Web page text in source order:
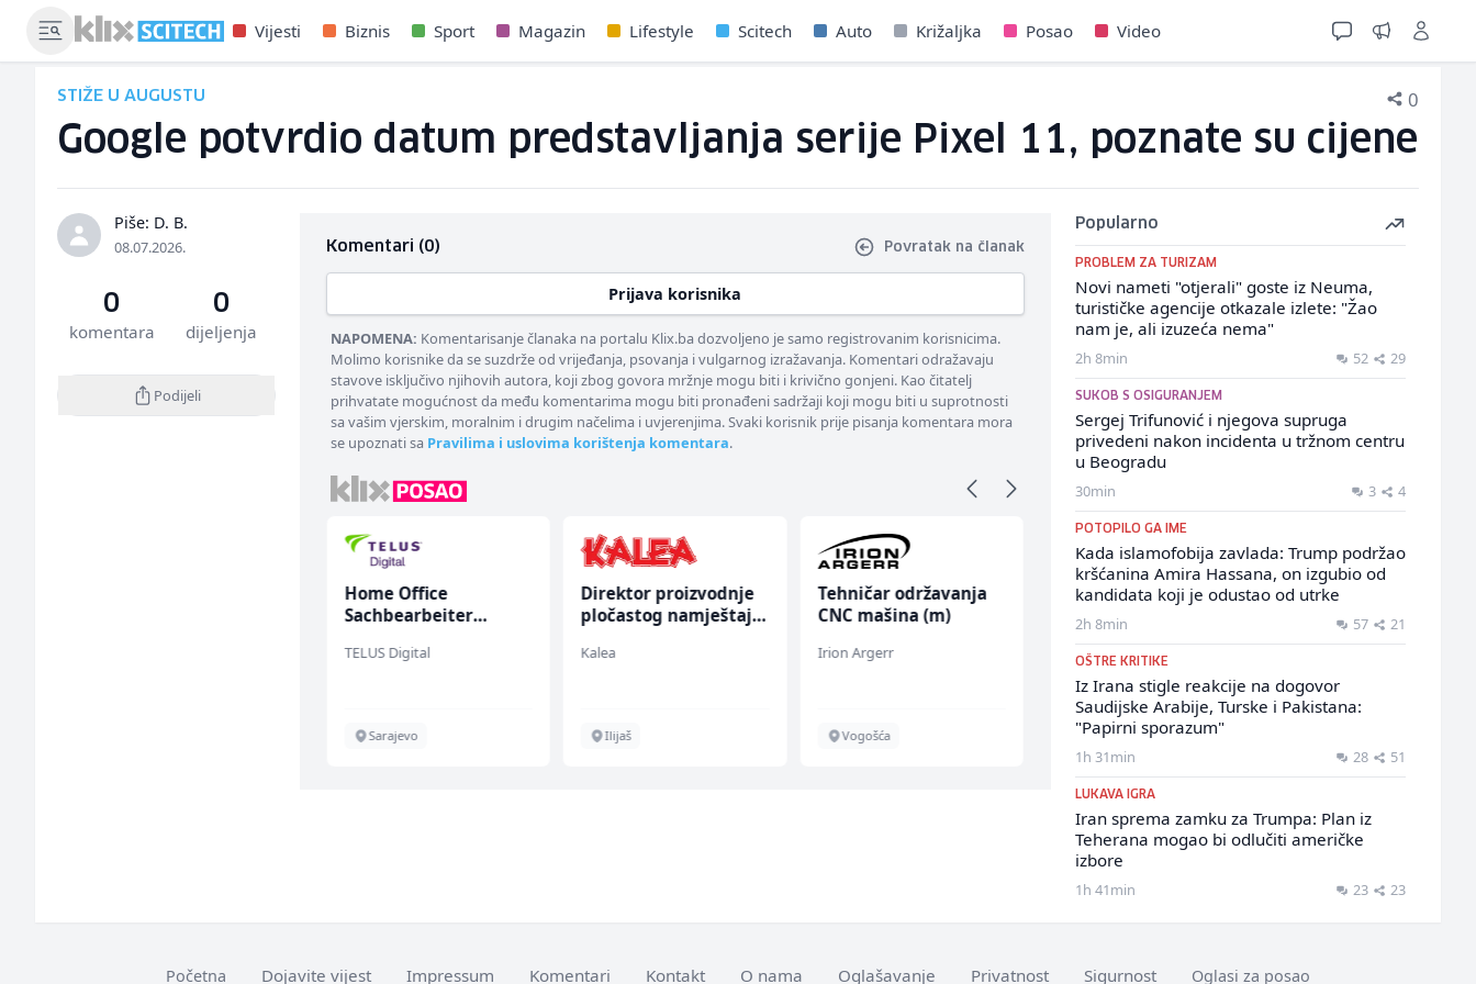
Vijesti Biznis Sport Magazin Lifestyle Scitech Auto Križaljka Posao Video
STIŽE U AUGUSTU 0
Google potvrdio datum predstavljanja serije Pixel 11, poznate su cijene
Piše: D. B.
08.07.2026.
0
komentara
0
dijeljenja
Podijeli
Komentari (0) Povratak na članak
Prijava korisnika
NAPOMENA: Komentarisanje članaka na portalu Klix.ba dozvoljeno je samo registrovanim korisnicima.
Molimo korisnike da se suzdrže od vrijeđanja, psovanja i vulgarnog izražavanja. Komentari odražavaju
stavove isključivo njihovih autora, koji zbog govora mržnje mogu biti i krivično gonjeni. Kao čitatelj
prihvatate mogućnost da među komentarima mogu biti pronađeni sadržaji koji mogu biti u suprotnosti
sa vašim vjerskim, moralnim i drugim načelima i uvjerenjima. Svaki korisnik prije pisanja komentara mora
se upoznati sa Pravilima i uslovima korištenja komentara.
Home Office
Sachbearbeiter
bekannten deutschen
TELUS Digital
Sarajevo
Direktor proizvodnje
pločastog namještaja
Kalea
Ilijaš
Tehničar održavanja
CNC mašina (m)
Irion Argerr
Vogošća
Radnik u proizvodnji
(m/ž)
Conty Plus
Sarajevo
Accounting Associate
Popularno
PROBLEM ZA TURIZAM
Novi nameti "otjerali" goste iz Neuma,
turističke agencije otkazale izlete: "Žao
nam je, ali izuzeća nema"
2h 8min 52 29
SUKOB S OSIGURANJEM
Sergej Trifunović i njegova supruga
privedeni nakon incidenta u tržnom centru
u Beogradu
30min 3 4
POTOPILO GA IME
Kada islamofobija zavlada: Trump podržao
kršćanina Amira Hassana, on izgubio od
kandidata koji je odustao od utrke
2h 8min 57 21
OŠTRE KRITIKE
Iz Irana stigle reakcije na dogovor
Saudijske Arabije, Turske i Pakistana:
"Papirni sporazum"
1h 31min 28 51
LUKAVA IGRA
Iran sprema zamku za Trumpa: Plan iz
Teherana mogao bi odlučiti američke
izbore
1h 41min 23 23
Početna Dojavite vijest Impressum Komentari Kontakt O nama Oglašavanje Privatnost Sigurnost Oglasi za posao